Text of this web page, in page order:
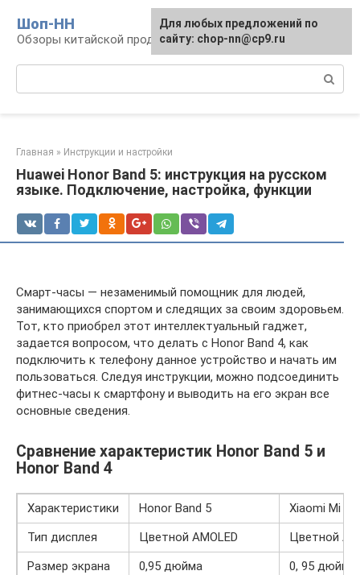
контенту
Шоп-HH
Обзоры китайской продукции Huawei и Honor
Главная » Инструкции и настройки
Huawei Honor Band 5: инструкция на русском
языке. Подключение, настройка, функции
Смарт-часы — незаменимый помощник для людей,
занимающихся спортом и следящих за своим здоровьем.
Тот, кто приобрел этот интеллектуальный гаджет,
задается вопросом, что делать с Honor Band 4, как
подключить к телефону данное устройство и начать им
пользоваться. Следуя инструкции, можно подсоединить
фитнес-часы к смартфону и выводить на его экран все
основные сведения.
Сравнение характеристик Honor Band 5 и
Honor Band 4
Характеристики Honor Band 5
Xiaomi Mi
Тип дисплея
Цветной AMOLED
Цветной
Размер экрана
0,95 дюйма
0, 95 дюйма
Для любых предложений по
сайту: chop-nn@cp9.ru